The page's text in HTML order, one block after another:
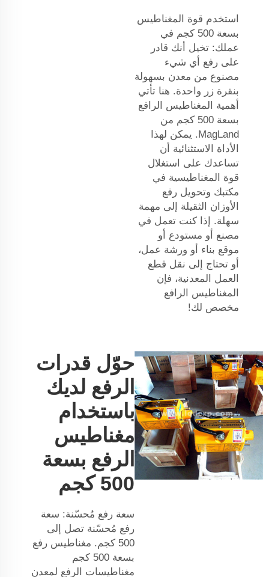
استخدم قوة المغناطيس
بسعة 500 كجم في
عملك: تخيل أنك قادر
على رفع أي شيء
مصنوع من معدن بسهولة
بنقرة زر واحدة. هنا تأتي
أهمية المغناطيس الرافع
بسعة 500 كجم من
MagLand. يمكن لهذا
الأداة الاستثنائية أن
تساعدك على استغلال
قوة المغناطيسية في
مكتبك وتحويل رفع
الأوزان الثقيلة إلى مهمة
سهلة. إذا كنت تعمل في
مصنع أو مستودع أو
موقع بناء أو ورشة عمل،
أو تحتاج إلى نقل قطع
العمل المعدنية، فإن
المغناطيس الرافع
مخصص لك!
حوّل قدرات
الرفع لديك
باستخدام
مغناطيس
الرفع بسعة
500 كجم
سعة رفع مُحسّنة: سعة
رفع مُحسّنة تصل إلى
500 كجم. مغناطيس رفع
بسعة 500 كجم
مغناطيسات الرفع لمعدن